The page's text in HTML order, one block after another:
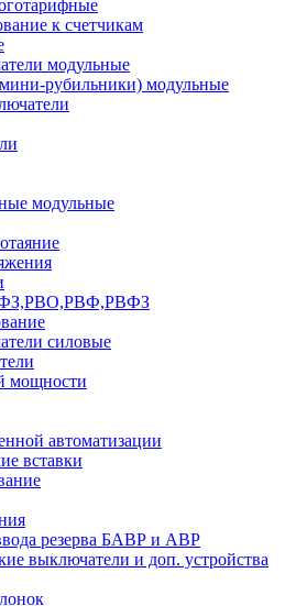
к счетчикам
модульные
рубильники) модульные
модульные
cиловые
мощности
автоматизации
вставки
резерва БАВР и АВР
выключатели и доп. устройства